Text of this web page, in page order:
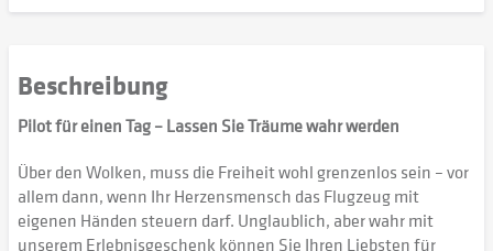
Beschreibung
Pilot für einen Tag – Lassen Sie Träume wahr werden
Über den Wolken, muss die Freiheit wohl grenzenlos sein – vor
allem dann, wenn Ihr Herzensmensch das Flugzeug mit
eigenen Händen steuern darf. Unglaublich, aber wahr mit
unserem Erlebnisgeschenk können Sie Ihren Liebsten für